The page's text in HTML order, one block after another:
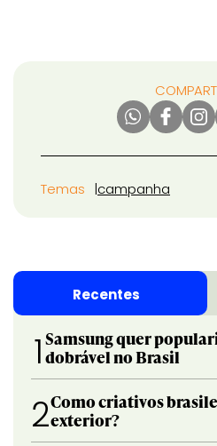
Temas campanha
Recentes
1 Samsung quer
dobrável no Brasil
2Como criativos
exterior?